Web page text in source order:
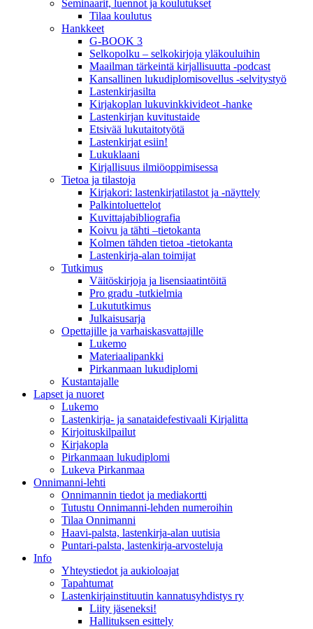
Seminaarit, luennot ja koulutukset
Tilaa koulutus
Hankkeet
G-BOOK 3
Selkopolku – selkokirjoja yläkouluihin
Maailman tärkeintä kirjallisuutta -podcast
Kansallinen lukudiplomisovellus -selvitystyö
Lastenkirjasilta
Kirjakoplan lukuvinkkivideot -hanke
Lastenkirjan kuvitustaide
Etsivää lukutaitotyötä
Lastenkirjat esiin!
Lukuklaani
Kirjallisuus ilmiöoppimisessa
Tietoa ja tilastoja
Kirjakori: lastenkirjatilastot ja -näyttely
Palkintoluettelot
Kuvittaja­bibliografia
Koivu ja tähti –tietokanta
Kolmen tähden tietoa -tietokanta
Lastenkirja-alan toimijat
Tutkimus
Väitöskirjoja ja lisensiaatintöitä
Pro gradu -tutkielmia
Lukututkimus
Julkaisusarja
Opettajille ja varhaiskasvattajille
Lukemo
Materiaalipankki
Pirkanmaan lukudiplomi
Kustantajalle
Lapset ja nuoret
Lukemo
Lastenkirja- ja sanataidefestivaali Kirjalitta
Kirjoituskilpailut
Kirjakopla
Pirkanmaan lukudiplomi
Lukeva Pirkanmaa
Onnimanni-lehti
Onnimannin tiedot ja mediakortti
Tutustu Onnimanni-lehden numeroihin
Tilaa Onnimanni
Haavi-palsta, lastenkirja-alan uutisia
Puntari-palsta, lastenkirja-arvosteluja
Info
Yhteystiedot ja aukioloajat
Tapahtumat
Lastenkirjainstituutin kannatusyhdistys ry
Liity jäseneksi!
Hallituksen esittely